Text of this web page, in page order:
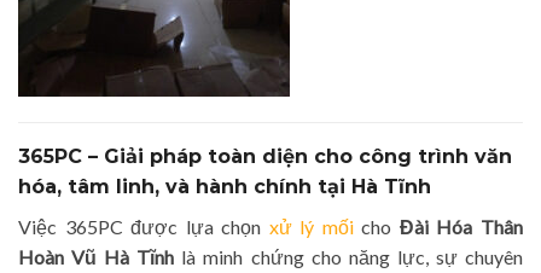
365PC – Giải pháp toàn diện cho công trình văn
hóa, tâm linh, và hành chính tại Hà Tĩnh
Việc 365PC được lựa chọn xử lý mốicho Đài Hóa Thân
Hoàn Vũ Hà Tĩnh là minh chứng cho năng lực, sự chuyên